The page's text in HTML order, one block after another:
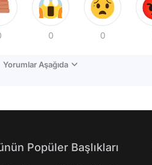
0 0
Yorumlar Aşağıda
Popüler Başlıkları